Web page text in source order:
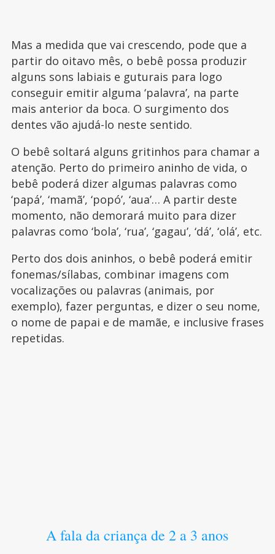
Mas a medida que vai crescendo, pode que a
partir do oitavo mês, o bebê possa produzir
alguns sons labiais e guturais para logo
conseguir emitir alguma ‘palavra’, na parte
mais anterior da boca. O surgimento dos
dentes vão ajudá-lo neste sentido.
O bebê soltará alguns gritinhos para chamar a
atenção. Perto do primeiro aninho de vida, o
bebê poderá dizer algumas palavras como
‘papá’, ‘mamã’, ‘popó’, ‘aua’… A partir deste
momento, não demorará muito para dizer
palavras como ‘bola’, ‘rua’, ‘gagau’, ‘dá’, ‘olá’, etc.
Perto dos dois aninhos, o bebê poderá emitir
fonemas/sílabas, combinar imagens com
vocalizações ou palavras (animais, por
exemplo), fazer perguntas, e dizer o seu nome,
o nome de papai e de mamãe, e inclusive frases
repetidas.
A fala da criança de 2 a 3 anos